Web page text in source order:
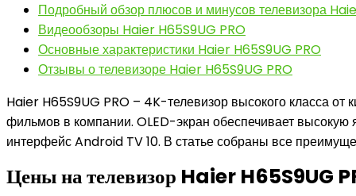
Подробный обзор плюсов и минусов телевизора
Видеообзоры Haier H65S9UG PRO
Основные характеристики Haier H65S9UG PRO
Отзывы о телевизоре Haier H65S9UG PRO
Haier H65S9UG PRO – 4K-телевизор высокого класса
фильмов в компании. OLED-экран обеспечивает высокую
интерфейс Android TV 10. В статье собраны все
Цены на телевизор Haier H65S9UG